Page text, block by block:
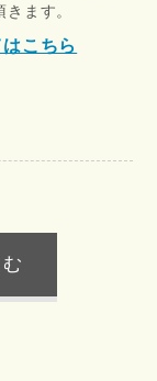
ます。
こちら